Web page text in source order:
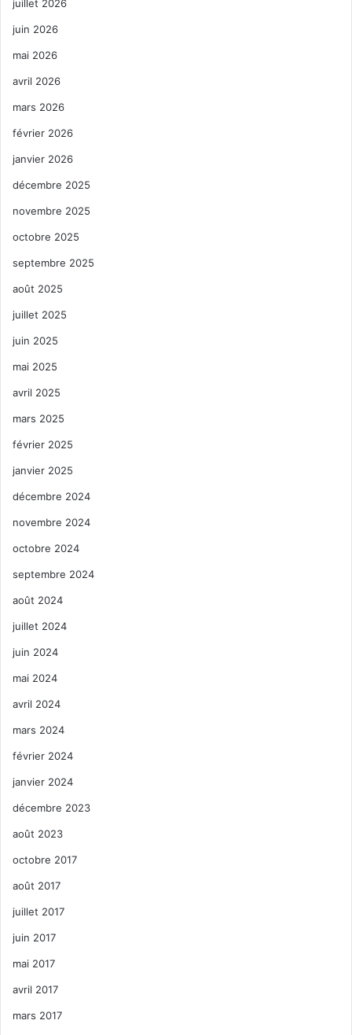
juillet 2026
juin 2026
mai 2026
avril 2026
mars 2026
février 2026
janvier 2026
décembre 2025
novembre 2025
octobre 2025
septembre 2025
août 2025
juillet 2025
juin 2025
mai 2025
avril 2025
mars 2025
février 2025
janvier 2025
décembre 2024
novembre 2024
octobre 2024
septembre 2024
août 2024
juillet 2024
juin 2024
mai 2024
avril 2024
mars 2024
février 2024
janvier 2024
décembre 2023
août 2023
octobre 2017
août 2017
juillet 2017
juin 2017
mai 2017
avril 2017
mars 2017